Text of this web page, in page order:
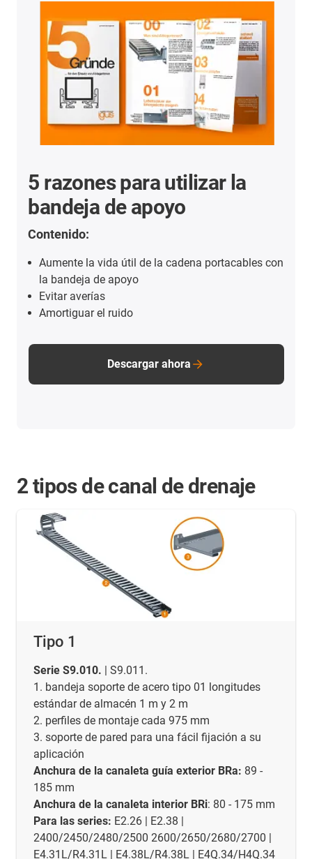
5 razones para utilizar la
bandeja de apoyo
Contenido:
Aumente la vida útil de la cadena portacables con
la bandeja de apoyo
Evitar averías
Amortiguar el ruido
Descargar ahora
2 tipos de canal de drenaje
Tipo 1
Serie S9.010. | S9.011.
1. bandeja soporte de acero tipo 01 longitudes
estándar de almacén 1 m y 2 m
2. perfiles de montaje cada 975 mm
3. soporte de pared para una fácil fijación a su
aplicación
Anchura de la canaleta guía exterior BRa: 89 -
185 mm
Anchura de la canaleta interior BRi: 80 - 175 mm
Para las series: E2.26 | E2.38 |
2400/2450/2480/2500 2600/2650/2680/2700 |
E4.31L/R4.31L | E4.38L/R4.38L | E4Q.34/H4Q.34